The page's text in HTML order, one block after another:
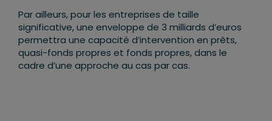
Par ailleurs, pour les entreprises de taille
significative, une enveloppe de 3 milliards d’euros
permettra une capacité d’intervention en prêts,
quasi-fonds propres et fonds propres, dans le
cadre d’une approche au cas par cas.